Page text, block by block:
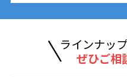
ラインナッ
ぜひご相